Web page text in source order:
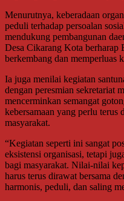
Menurutnya, keberadaan
peduli terhadap persoalan
mendukung pembangunan
Desa Cikarang Kota
berkembang dan memperluas
Ia juga menilai kegiatan
dengan peresmian sekretariat
mencerminkan semangat
kebersamaan yang perlu terus
masyarakat.
“Kegiatan seperti ini sangat
eksistensi organisasi, tetapi
bagi masyarakat. Nilai-nilai
harus terus dirawat bersama
harmonis, peduli, dan saling